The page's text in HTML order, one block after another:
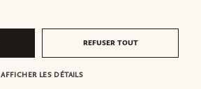
REFUSER TOUT
AFFICHER LES DÉTAILS